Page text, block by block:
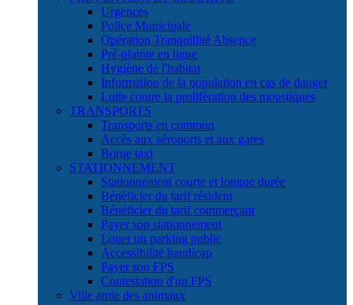
Urgences
Police Municipale
Opération Tranquillité Absence
Pré-plainte en ligne
Hygiène de l'habitat
Information de la population en cas de danger
Lutte contre la prolifération des moustiques
TRANSPORTS
Transports en commun
Accès aux aéroports et aux gares
Borne taxi
STATIONNEMENT
Stationnement courte et longue durée
Bénéficier du tarif résident
Bénéficier du tarif commerçant
Payer son stationnement
Louer un parking public
Accessibilité handicap
Payer son FPS
Contestation d'un FPS
Ville amie des animaux